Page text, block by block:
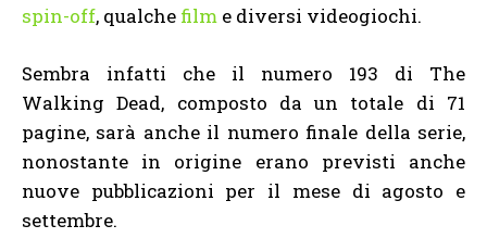
spin-off, qualche film e diversi videogiochi.
Sembra infatti che il numero 193 di The
Walking Dead, composto da un totale di 71
pagine, sarà anche il numero finale della serie,
nonostante in origine erano previsti anche
nuove pubblicazioni per il mese di agosto e
settembre.